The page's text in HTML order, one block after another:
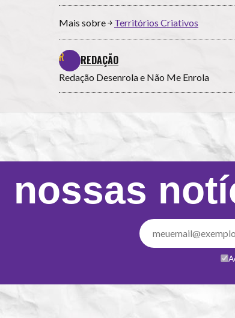
Mais sobre ￫ Territórios Criativos
REDAÇÃO
Redação Desenrola e Não Me Enrola
nossas